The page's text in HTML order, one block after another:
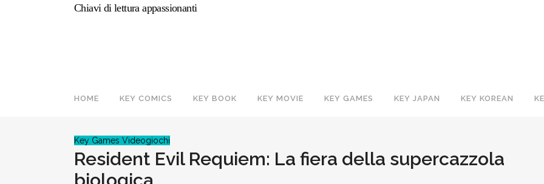
Chiavi di lettura appassionanti
HOME KEY COMICS KEY BOOK KEY MOVIE KEY GAMES KEY JAPAN KEY KOREAN
Key Games Videogiochi
Resident Evil Requiem: La fiera della supercazzola